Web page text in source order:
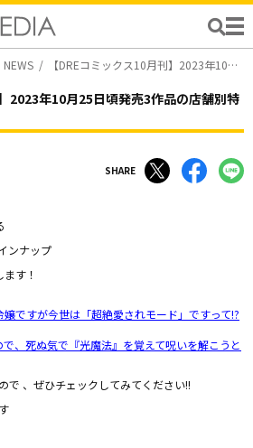
NEWS 【DREコミックス10月刊】2023年10月25日頃発売3作品の店舗別特典を公開
2023年10月25日頃発売3作品の店舗別特
SHARE
ンナップ
す！
ですが今世は「超絶愛されモード」ですって!?
、死ぬ気で『光魔法』を覚えて呪いを解こうと
で 、ぜひチェックしてみてください!!